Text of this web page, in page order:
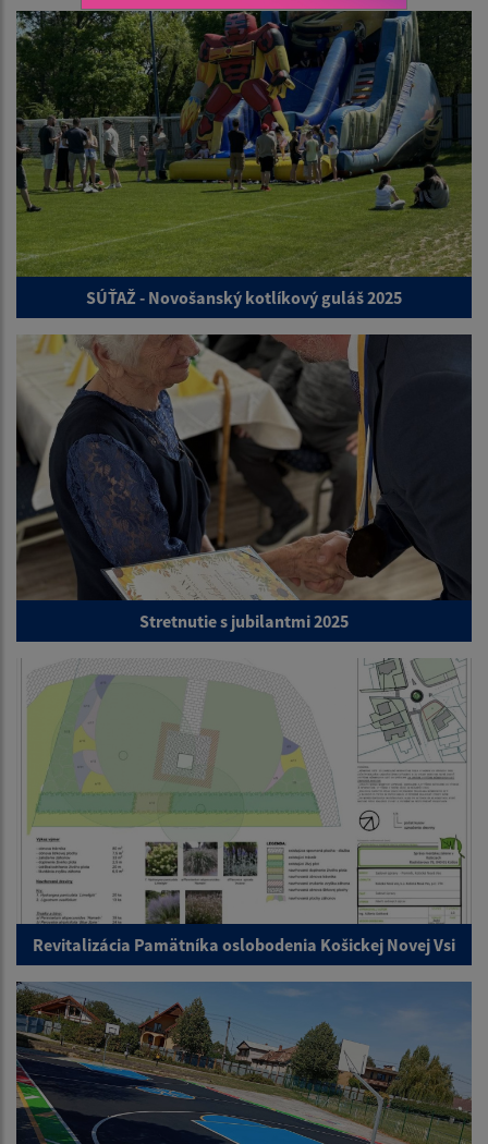
SÚŤAŽ - Novošanský kotlíkový guláš 2025
Stretnutie s jubilantmi 2025
Revitalizácia Pamätníka oslobodenia Košickej Novej Vsi